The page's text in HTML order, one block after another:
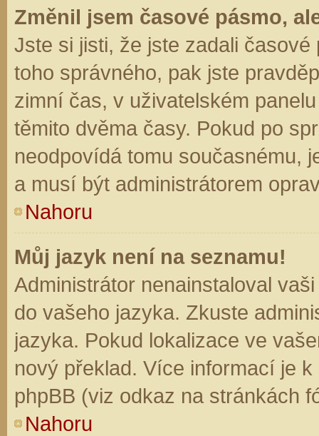
Změnil jsem časové pásmo,
Jste si jisti, že jste zadali
toho správného, pak jste
zimní čas, v uživatelském
těmito dvěma časy. Pokud po
neodpovídá tomu současnému,
a musí být administrátorem
Nahoru
Můj jazyk není na seznamu!
Administrátor nenainstaloval
do vašeho jazyka. Zkuste
jazyka. Pokud lokalizace ve
nový překlad. Více informací je
phpBB (viz odkaz na stránkách
Nahoru